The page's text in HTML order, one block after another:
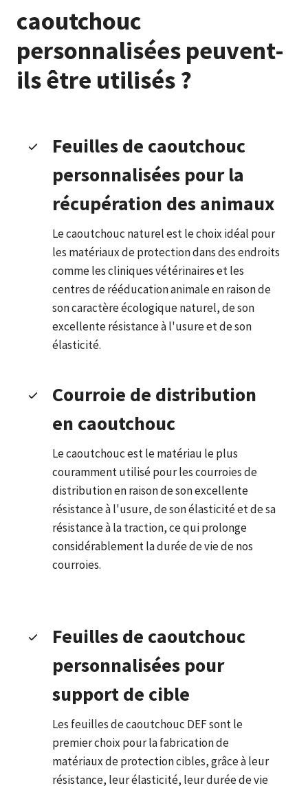
caoutchouc
personnalisées peuvent-
ils être utilisés ?
Feuilles de caoutchouc
personnalisées pour la
récupération des animaux
Le caoutchouc naturel est le choix idéal pour
les matériaux de protection dans des endroits
comme les cliniques vétérinaires et les
centres de rééducation animale en raison de
son caractère écologique naturel, de son
excellente résistance à l'usure et de son
élasticité.
Courroie de distribution
en caoutchouc
Le caoutchouc est le matériau le plus
couramment utilisé pour les courroies de
distribution en raison de son excellente
résistance à l'usure, de son élasticité et de sa
résistance à la traction, ce qui prolonge
considérablement la durée de vie de nos
courroies.
Feuilles de caoutchouc
personnalisées pour
support de cible
Les feuilles de caoutchouc DEF sont le
premier choix pour la fabrication de
matériaux de protection cibles, grâce à leur
résistance, leur élasticité, leur durée de vie